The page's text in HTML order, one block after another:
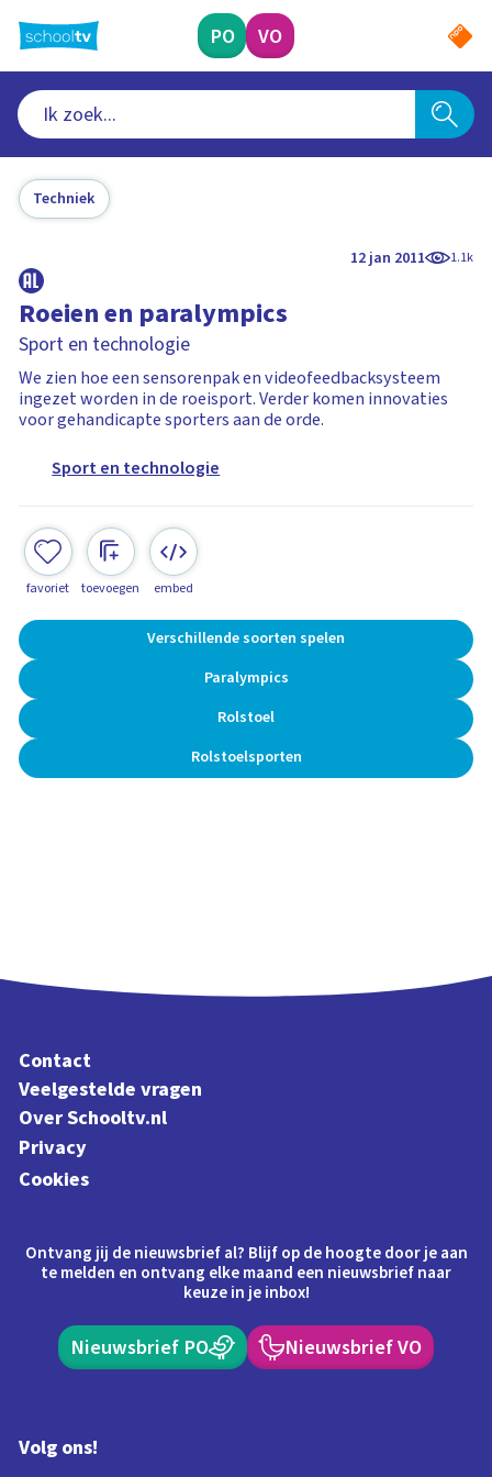
naar
hoofdinhoud
PO VO
Techniek
12 jan 2011 1.1k
Roeien en paralympics
Sport en technologie
We zien hoe een sensorenpak en videofeedbacksysteem
ingezet worden in de roeisport. Verder komen innovaties
voor gehandicapte sporters aan de orde.
Sport en technologie
favoriet toevoegen embed
Verschillende soorten spelen
Paralympics
Rolstoel
Rolstoelsporten
Contact
Veelgestelde vragen
Over Schooltv.nl
Privacy
Cookies
Ontvang jij de nieuwsbrief al? Blijf op de hoogte door je aan
te melden en ontvang elke maand een nieuwsbrief naar
keuze in je inbox!
Nieuwsbrief PO Nieuwsbrief VO
Volg ons!